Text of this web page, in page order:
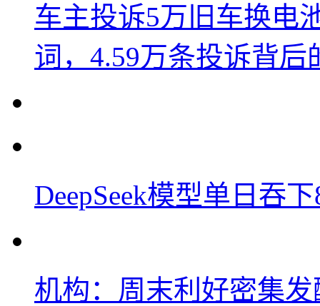
车主投诉5万旧车换电
词，4.59万条投诉背后
DeepSeek模型单日吞
机构：周末利好密集